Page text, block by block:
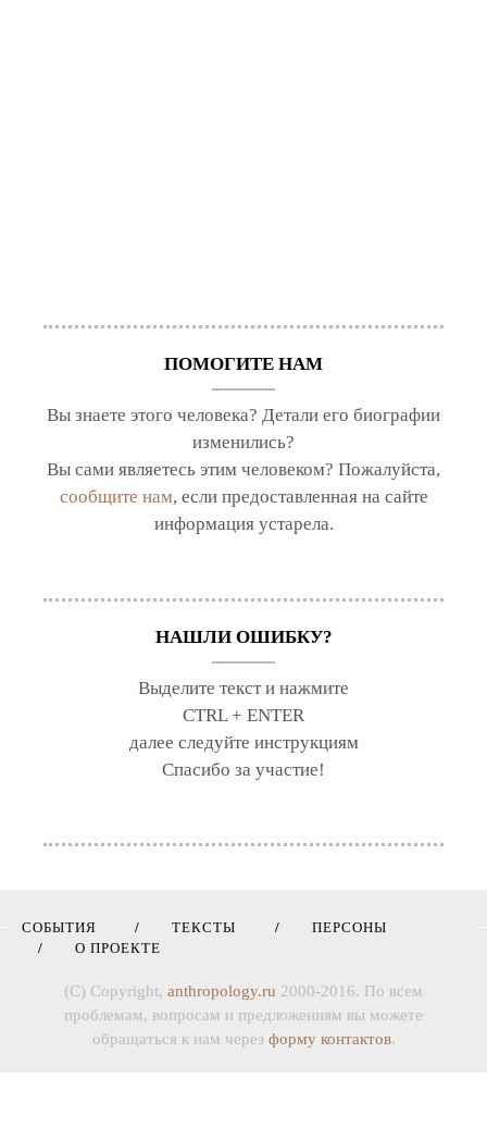
ПОМОГИТЕ НАМ
Вы знаете этого человека? Детали его биографии
изменились?
Вы сами являетесь этим человеком? Пожалуйста,
сообщите нам, если предоставленная на сайте
информация устарела.
НАШЛИ ОШИБКУ?
Выделите текст и нажмите
CTRL + ENTER
далее следуйте инструкциям
Спасибо за участие!
СОБЫТИЯ ТЕКСТЫ
ПЕРСОНЫ
О ПРОЕКТЕ
(C) Copyright, anthropology.ru 2000-2016. По всем
проблемам, вопросам и предложениям вы можете
обращаться к нам через форму контактов.